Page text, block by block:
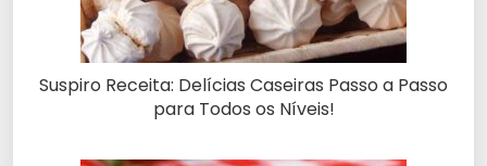
Suspiro Receita: Delícias Caseiras Passo a Passo
para Todos os Níveis!